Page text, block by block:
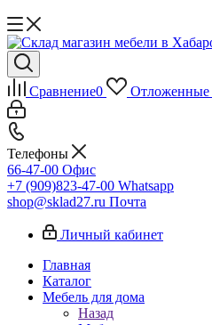
Сравнение0 Отложенные
Телефоны
66-47-00 Офис
+7 (909)823-47-00 Whatsapp
shop@sklad27.ru Почта
Личный кабинет
Главная
Каталог
Мебель для дома
Назад